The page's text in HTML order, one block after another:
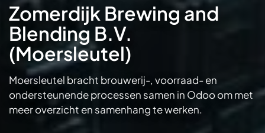
Zomerdijk Brewing and
Blending B.V.
(Moersleutel)
Moersleutel bracht brouwerij-, voorraad- en
ondersteunende processen samen in Odoo om met
meer overzicht en samenhang te werken.